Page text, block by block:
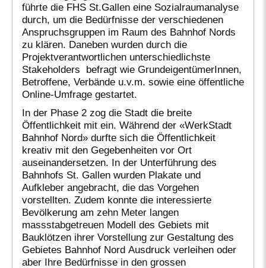
führte die FHS St.Gallen eine Sozialraumanalyse
durch, um die Bedürfnisse der verschiedenen
Anspruchsgruppen im Raum des Bahnhof Nords
zu klären. Daneben wurden durch die
Projektverantwortlichen unterschiedlichste
Stakeholders befragt wie GrundeigentümerInnen,
Betroffene, Verbände u.v.m. sowie eine öffentliche
Online-Umfrage gestartet.
In der Phase 2 zog die Stadt die breite
Öffentlichkeit mit ein. Während der «WerkStadt
Bahnhof Nord» durfte sich die Öffentlichkeit
kreativ mit den Gegebenheiten vor Ort
auseinandersetzen. In der Unterführung des
Bahnhofs St. Gallen wurden Plakate und
Aufkleber angebracht, die das Vorgehen
vorstellten. Zudem konnte die interessierte
Bevölkerung am zehn Meter langen
massstabgetreuen Modell des Gebiets mit
Bauklötzen ihrer Vorstellung zur Gestaltung des
Gebietes Bahnhof Nord Ausdruck verleihen oder
aber Ihre Bedürfnisse in den grossen